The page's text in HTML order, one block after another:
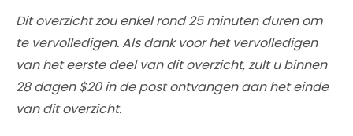
Dit overzicht zou enkel rond 25 minuten duren om
te vervolledigen. Als dank voor het vervolledigen
van het eerste deel van dit overzicht, zult u binnen
28 dagen $20 in de post ontvangen aan het einde
van dit overzicht.